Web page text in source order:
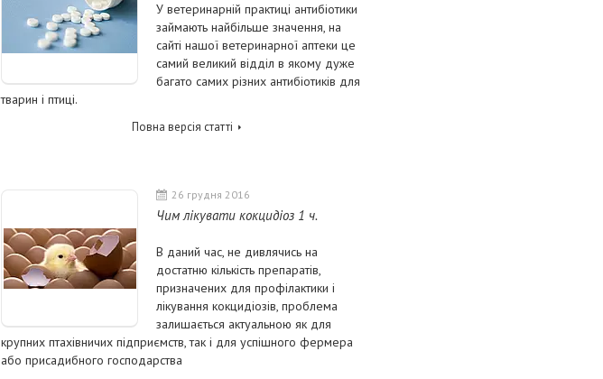
У ветеринарній практиці антибіотики
займають найбільше значення, на
сайті нашої ветеринарної аптеки це
самий великий відділ в якому дуже
багато самих різних антибіотиків для
тварин і птиці.
Повна версія статті
26 грудня 2016
Чим лікувати кокцидіоз 1 ч.
В даний час, не дивлячись на
достатню кількість препаратів,
призначених для профілактики і
лікування кокцидіозів, проблема
залишається актуальною як для
крупних птахівничих підприємств, так і для успішного фермера
або присадибного господарства